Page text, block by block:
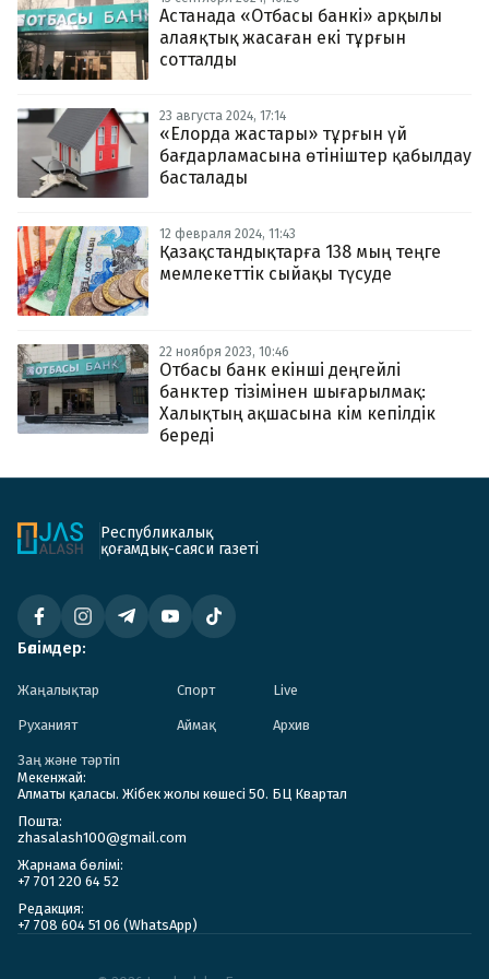
Астанада «Отбасы банкі» арқылы
алаяқтық жасаған екі тұрғын
сотталды
23 августа 2024, 17:14
«Елорда жастары» тұрғын үй
бағдарламасына өтініштер қабылдау
басталады
12 февраля 2024, 11:43
Қазақстандықтарға 138 мың теңге
мемлекеттік сыйақы түсуде
22 ноября 2023, 10:46
Отбасы банк екінші деңгейлі
банктер тізімінен шығарылмақ:
Халықтың ақшасына кім кепілдік
береді
Республикалық
қоғамдық-саяси газеті
Бөлімдер:
Жаңалықтар Спорт Live
Руханият Аймақ Архив
Заң және тәртіп
Мекенжай:
Алматы қаласы. Жібек жолы көшесі 50. БЦ Квартал
Пошта:
zhasalash100@gmail.com
Жарнама бөлімі:
+7 701 220 64 52
Редакция:
+7 708 604 51 06 (WhatsApp)